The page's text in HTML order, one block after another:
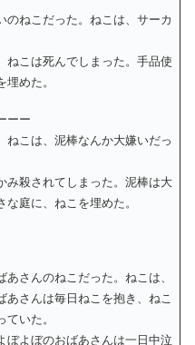
のねこだった。ねこは、サーカ
ねこは死んでしまった。手品使
めた。
ーー
ねこは、泥棒なんか大嫌いだっ
み殺されてしまった。泥棒は大
庭に、ねこを埋めた。
さんのねこだった。ねこは、
あさんは毎日ねこを抱き、ねこ
いた。
ぼよぼのおばあさんは一日中泣